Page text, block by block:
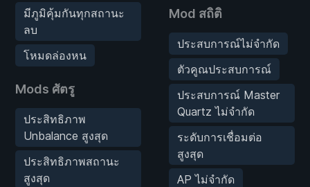
มีภูมิคุ้มกันทุกสถานะ
ลบ
โหมดล่องหน
Mods ศัตรู
ประสิทธิภาพ
Unbalance สูงสุด
ประสิทธิภาพสถานะ
สูงสุด
Mod สถิติ
ประสบการณ์ไม่จำกัด
ตัวคูณประสบการณ์
ประสบการณ์ Master
Quartz ไม่จำกัด
ระดับการเชื่อมต่อ
สูงสุด
AP ไม่จำกัด